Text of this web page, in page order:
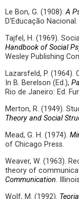
Le Bon, G. (1908).A
D'Educação Nacional.
Tajfel, H. (1969).
Handbook of Social
Wesley Publishing
Lazarsfeld, P.
In B. Berelson (Ed.),
Rio de Janeiro: Ed.
Merton, R. (1949).
Theory and Social
Mead, G. H. (1974).
of Chicago Press.
Weaver, W. (1963).
theory of
Communication.
Wolf, M. (1992).